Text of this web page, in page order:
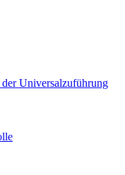
Universalzuführung